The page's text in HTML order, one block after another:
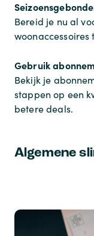
Bereid je nu al
woonaccessoires
Gebruik
Bekijk je
stappen op een
betere deals.
Algemene